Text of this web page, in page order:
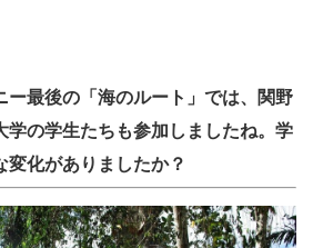
ー最後の「海のルート」では、関野
学の学生たちも参加しましたね。学
変化がありましたか？